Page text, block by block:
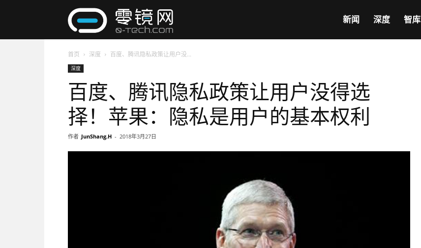
镜
网
新闻 深度 智库
首页 深度 百度、腾讯隐私政策让用户没...
深度
百度、腾讯隐私政策让用户没得选
择！苹果：隐私是用户的基本权利
作者 JunShang.H - 2018年3月27日